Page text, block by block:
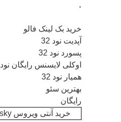
.
خرید بک لینک فالو
آپدیت نود 32
پسورد نود 32
اوکلی لایسنس رایگان نود 32
همیار نود 32
بهترین سئو
رایگان
خرید آنتی ویروس Kaspersky